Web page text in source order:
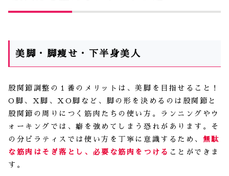
美脚・脚痩せ・下半身美人
股関節調整の１番のメリットは、美脚を目指せること！
O脚、X脚、XO脚など、脚の形を決めるのは股関節と
股関節の周りにつく筋肉たちの使い方。ランニングやウ
ォーキングでは、癖を強めてしまう恐れがあります。そ
の分ピラティスでは使い方を丁寧に意識するため、 無駄
な筋肉はそぎ落とし、必要な筋肉をつける ことができま
す。